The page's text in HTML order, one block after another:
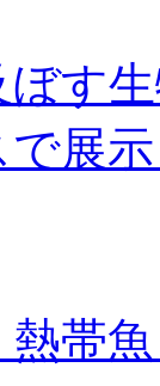
ぼす
展
熱帯